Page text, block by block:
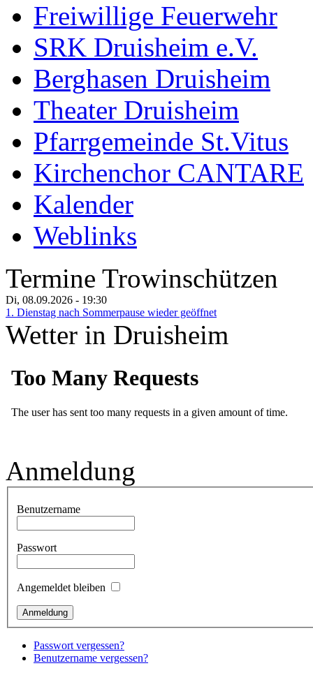
Freiwillige Feuerwehr
SRK Druisheim e.V.
Berghasen Druisheim
Theater Druisheim
Pfarrgemeinde St.Vitus
Kirchenchor CANTARE
Kalender
Weblinks
Termine Trowinschützen
Di, 08.09.2026 - 19:30
1. Dienstag nach Sommerpause wieder geöffnet
Wetter in Druisheim
Anmeldung
Benutzername
Passwort
Angemeldet bleiben
Passwort vergessen?
Benutzername vergessen?